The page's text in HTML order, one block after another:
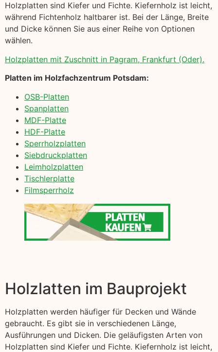
Holzplatten sind Kiefer und Fichte. Kiefernholz ist leicht,
während Fichtenholz haltbarer ist. Bei der Länge, Breite
und Dicke können Sie aus einer Reihe von Optionen
wählen.
Holzplatten mit Zuschnitt in Pagram, Frankfurt (Oder).
Platten im Holzfachzentrum Potsdam:
OSB-Platten
Spanplatten
MDF-Platte
HDF-Platte
Sperrholzplatten
Siebdruckplatten
Leimholzplatten
Tischlerplatte
Filmsperrholz
Holzlatten im Bauprojekt
Holzplatten werden häufiger für Decken und Wände
gebraucht. Es gibt sie in verschiedenen Länge,
Ausführungen und Dicken. Die geläufigsten Arten von
Holzplatten sind Kiefer und Fichte. Kiefernholz ist leicht,